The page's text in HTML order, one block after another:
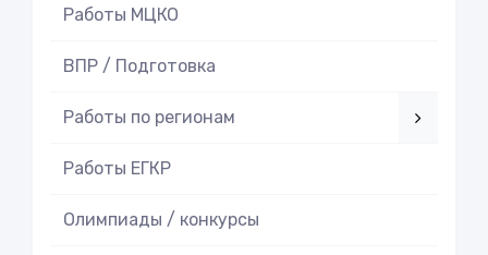
Работы МЦКО
ВПР / Подготовка
Работы по регионам
Работы ЕГКР
Олимпиады / конкурсы